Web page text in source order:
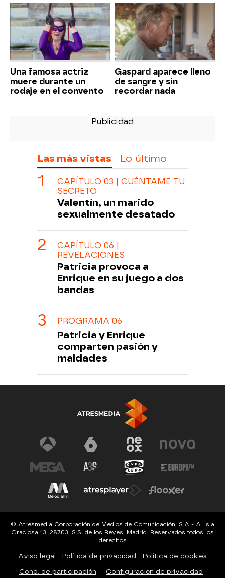
Una famosa actriz
muere durante un
rodaje en el convento
Gaspard aparece lleno
de sangre y sin
recordar nada
Las más vistas Lo último
CAPÍTULO 03 | CUÉNTAME TU
SECRETO
Valentín, un marido
sexualmente desatado
CAPÍTULO 06 |
REVELACIONES
Patricia provoca a
Enrique en su juego a dos
bandas
PROGRAMA 06
Patricia y Enrique
comparten pasión y
maldades
© Atresmedia Corporación de Medios de Comunicación, S.A - A. Isla
Graciosa 13, 28703, S.S. de los Reyes, Madrid. Reservados todos los
derechos
Aviso legal Política de privacidad Política de cookies
Cond. de participación Configuración de privacidad